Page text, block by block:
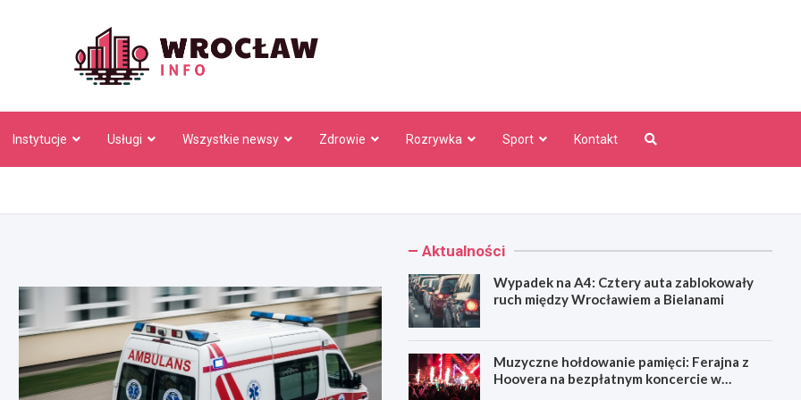
Instytucje Usługi Wszystkie newsy Zdrowie Rozrywka Sport Kontakt
Aktualności
Wypadek na A4: Cztery auta zablokowały
ruch między Wrocławiem a Bielanami
Muzyczne hołdowanie pamięci: Ferajna z
Hoovera na bezpłatnym koncercie w